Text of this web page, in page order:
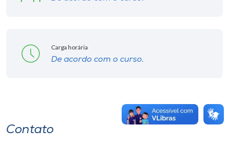
Carga horária
De acordo com o curso.
Contato